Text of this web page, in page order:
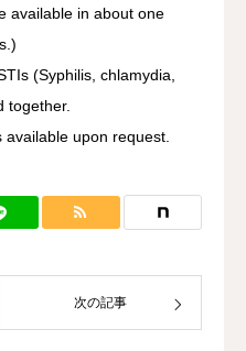
available in about one
(Syphilis, chlamydia,
together.
upon request.
次の記事